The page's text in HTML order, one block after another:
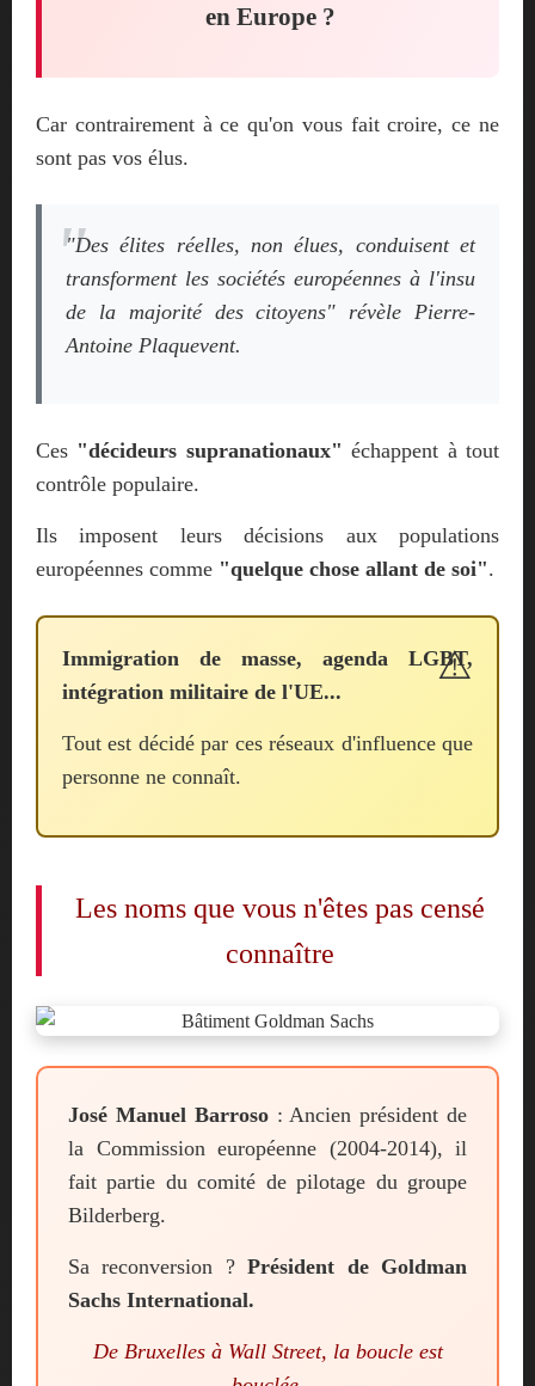
en Europe ?
Car contrairement à ce qu'on vous fait croire, ce ne
sont pas vos élus.
"Des élites réelles, non élues, conduisent et
transforment les sociétés européennes à l'insu
de la majorité des citoyens" révèle Pierre-
Antoine Plaquevent.
Ces "décideurs supranationaux" échappent à tout
contrôle populaire.
Ils imposent leurs décisions aux populations
européennes comme "quelque chose allant de soi".
Immigration de masse, agenda LGBT,
intégration militaire de l'UE...
Tout est décidé par ces réseaux d'influence que
personne ne connaît.
Les noms que vous n'êtes pas censé
connaître
José Manuel Barroso: Ancien président de
la Commission européenne (2004-2014), il
fait partie du comité de pilotage du groupe
Bilderberg.
Sa reconversion ?Président de Goldman
Sachs International.
De Bruxelles à Wall Street, la boucle est